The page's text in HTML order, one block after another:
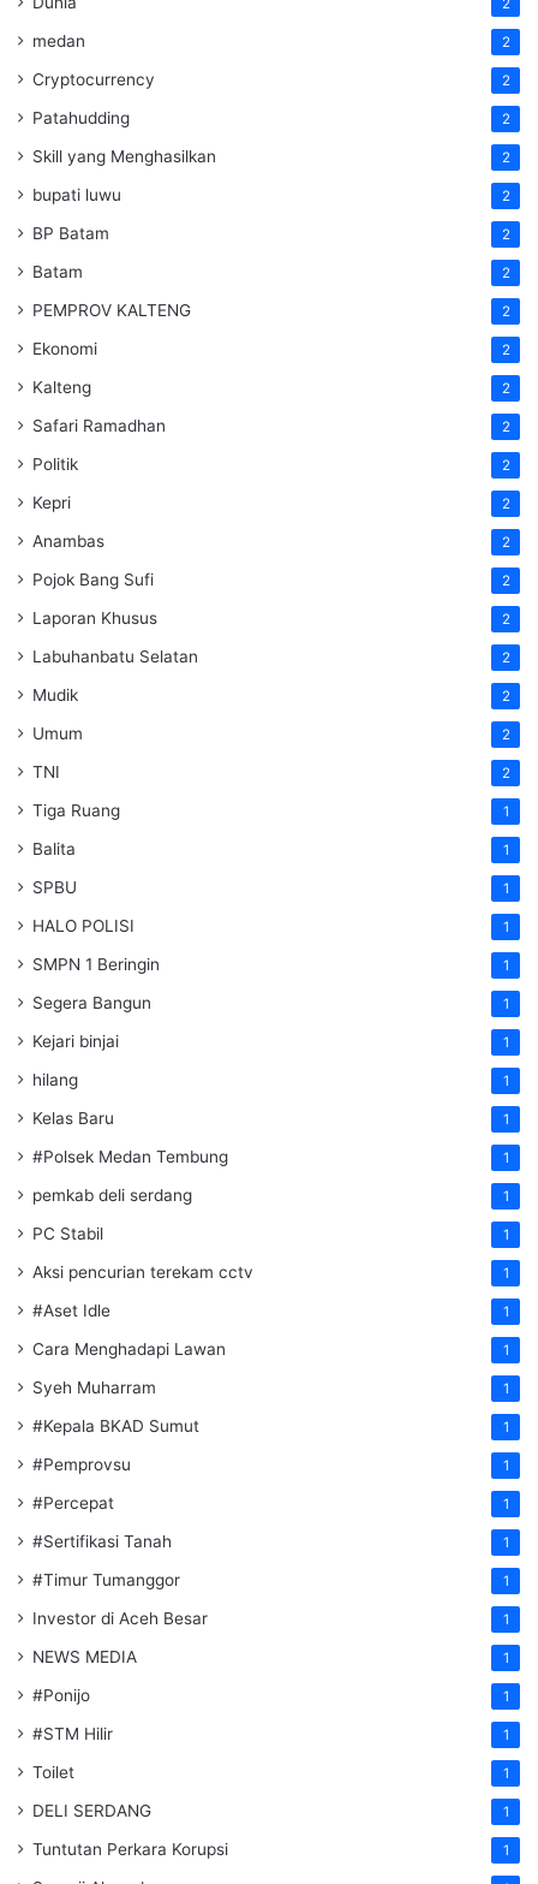
2
medan 2
Cryptocurrency 2
Patahudding 2
Skill yang Menghasilkan 2
bupati luwu 2
BP Batam 2
Batam 2
PEMPROV KALTENG 2
Ekonomi 2
Kalteng 2
Safari Ramadhan 2
Politik 2
Kepri 2
Anambas 2
Pojok Bang Sufi 2
Laporan Khusus 2
Labuhanbatu Selatan 2
Mudik 2
Umum 2
TNI 2
Tiga Ruang 1
Balita 1
SPBU 1
HALO POLISI 1
SMPN 1 Beringin 1
Segera Bangun 1
Kejari binjai 1
hilang 1
Kelas Baru 1
#Polsek Medan Tembung 1
pemkab deli serdang 1
PC Stabil 1
Aksi pencurian terekam cctv 1
#Aset Idle 1
Cara Menghadapi Lawan 1
Syeh Muharram 1
#Kepala BKAD Sumut 1
#Pemprovsu 1
#Percepat 1
#Sertifikasi Tanah 1
#Timur Tumanggor 1
Investor di Aceh Besar 1
NEWS MEDIA 1
#Ponijo 1
#STM Hilir 1
Toilet 1
DELI SERDANG 1
Tuntutan Perkara Korupsi 1